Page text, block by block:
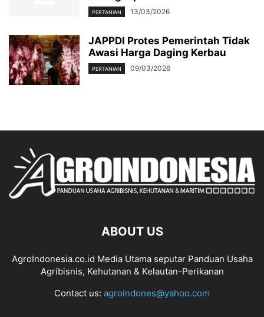
PERTANIAN 13/03/2026
JAPPDI Protes Pemerintah Tidak
Awasi Harga Daging Kerbau
PERTANIAN 09/03/2026
ABOUT US
AgroIndonesia.co.id Media Utama seputar Panduan Usaha
Agribisnis, Kehutanan & Kelautan-Perikanan
Contact us: agroindones@yahoo.com